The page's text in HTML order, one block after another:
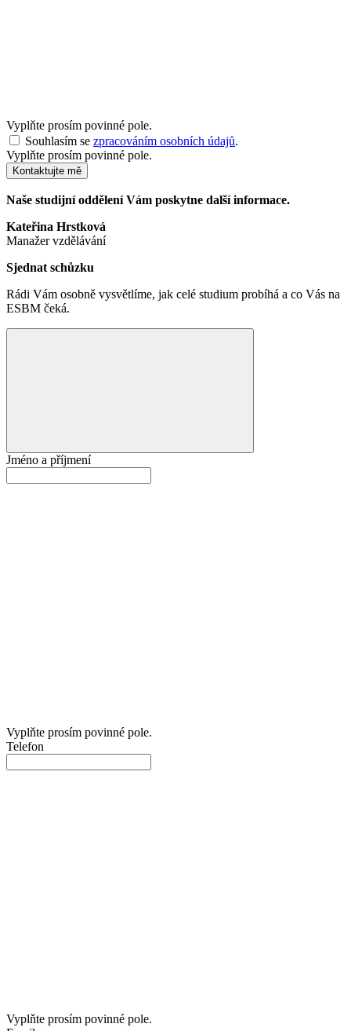
Vyplňte prosím povinné pole.
Souhlasím se zpracováním osobních údajů.
Vyplňte prosím povinné pole.
Kontaktujte mě
Naše studijní oddělení Vám poskytne další informace.
Kateřina Hrstková
Manažer vzdělávání
Sjednat schůzku
Rádi Vám osobně vysvětlíme, jak celé studium probíhá a co Vás na
ESBM čeká.
Jméno a příjmení
Vyplňte prosím povinné pole.
Telefon
Vyplňte prosím povinné pole.